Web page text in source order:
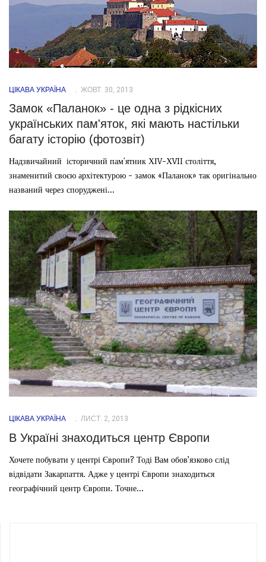
ЦІКАВА УКРАЇНА ЖОВТ. 30, 2013
Замок «Паланок» - це одна з рідкісних
українських пам'яток, які мають настільки
багату історію (фотозвіт)
Надзвичайний історичний пам'ятник ХІV-ХVII століття,
знаменитий своєю архітектурою - замок «Паланок» так оригінально
названий через споруджені...
ЦІКАВА УКРАЇНА ЛИСТ. 2, 2013
В Україні знаходиться центр Європи
Хочете побувати у центрі Європи? Тоді Вам обов’язково слід
відвідати Закарпаття. Адже у центрі Європи знаходиться
географічний центр Європи. Точне...